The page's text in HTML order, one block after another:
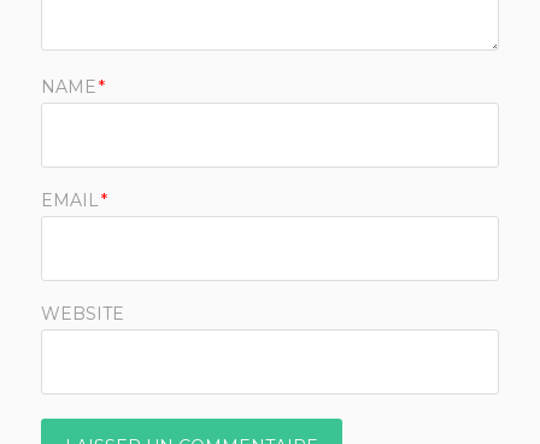
NAME*
EMAIL *
WEBSITE